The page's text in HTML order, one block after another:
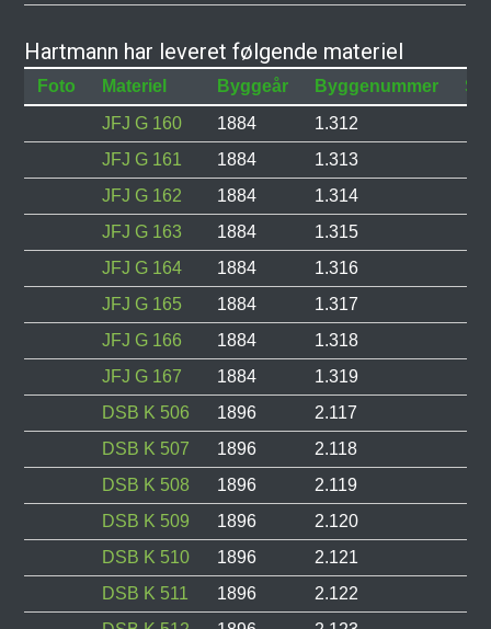
Hartmann har leveret følgende materiel
Foto Materiel Byggeår Byggenummer
JFJ G 160
1884
1.312
JFJ G 161
1884
1.313
JFJ G 162
1884
1.314
JFJ G 163
1884
1.315
JFJ G 164
1884
1.316
JFJ G 165
1884
1.317
JFJ G 166
1884
1.318
JFJ G 167
1884
1.319
DSB K 506
1896
2.117
DSB K 507
1896
2.118
DSB K 508
1896
2.119
DSB K 509
1896
2.120
DSB K 510
1896
2.121
DSB K 511
1896
2.122